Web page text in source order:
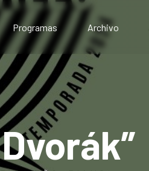
Programas
Artístico
Comunitario
Público
Educativo
Archivo